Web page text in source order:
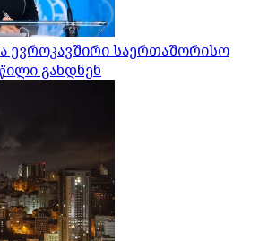
ევროკავშირი საერთაშორისო
გახდნენ